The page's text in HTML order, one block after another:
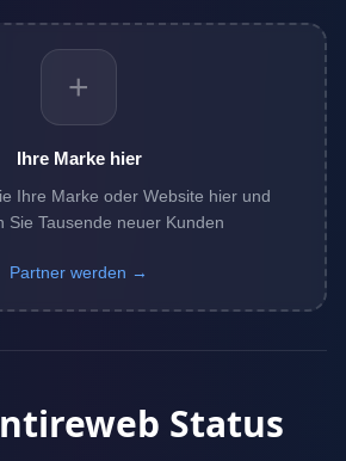
+
Ihre Marke hier
Ihre Marke oder Website hier und
Sie Tausende neuer Kunden
Partner werden →
Status